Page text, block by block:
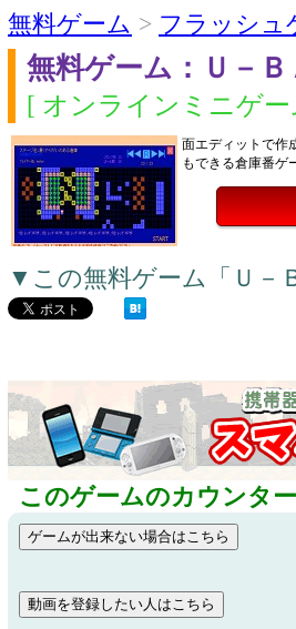
無料ゲーム > フラッシュ
無料ゲーム：Ｕ－Ｂ
[ オンラインミニゲ
面エディットで作
もできる倉庫番ゲ
▼この無料ゲーム「Ｕ－
このゲームのカウンタ